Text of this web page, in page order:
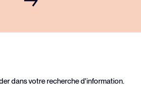
dans votre recherche d'information.